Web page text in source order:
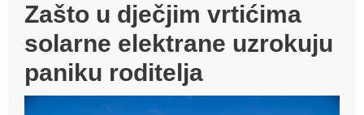
Zašto u dječjim vrtićima
solarne elektrane uzrokuju
paniku roditelja